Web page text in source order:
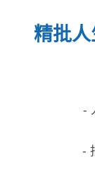
精批
-
-